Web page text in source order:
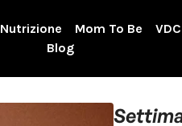
Nutrizione Mom To Be
Blog